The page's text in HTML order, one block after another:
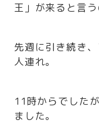
王」が来ると言
先週に引き続き
人連れ。
11時からでした
ました。